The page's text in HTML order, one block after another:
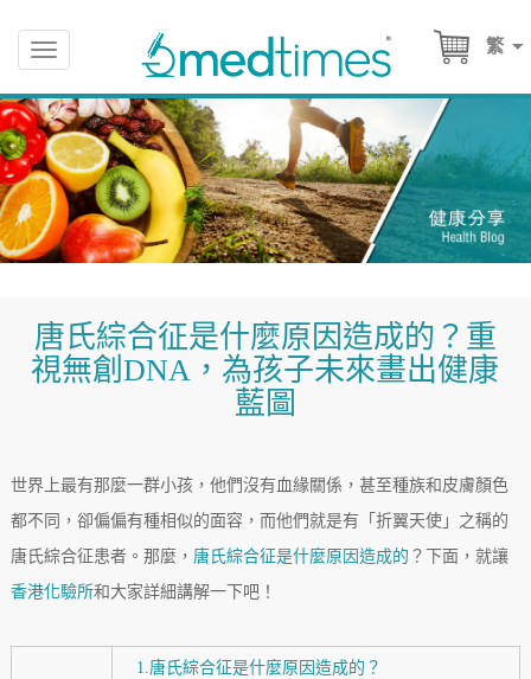
繁
Toggle
navigation
唐氏綜合征是什麼原因造成的？重
視無創DNA，為孩子未來畫出健康
藍圖
世界上最有那麼一群小孩，他們沒有血緣關係，甚至種族和皮膚顏色
都不同，卻偏偏有種相似的面容，而他們就是有「折翼天使」之稱的
唐氏綜合征患者。那麼， 唐氏綜合征是什麼原因造成的 ？下面，就讓
香港化驗所和大家詳細講解一下吧！
1.唐氏綜合征是什麼原因造成的？